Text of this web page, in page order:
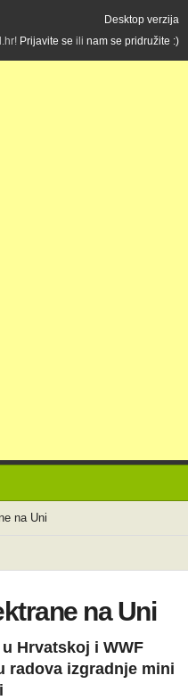
Desktop verzija
Prijavite se ili nam se pridružite :)
na Uni
na Uni
Hrvatskoj i WWF
radova izgradnje mini